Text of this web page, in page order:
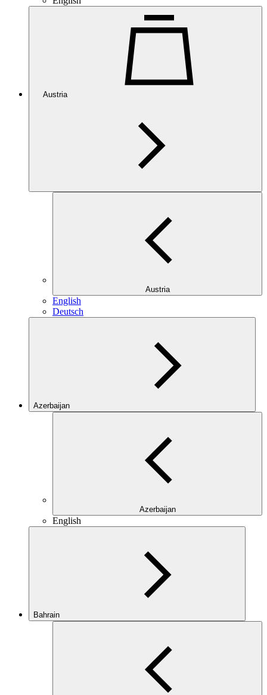
Austria
Austria
English
Deutsch
Azerbaijan
Azerbaijan
English
Bahrain